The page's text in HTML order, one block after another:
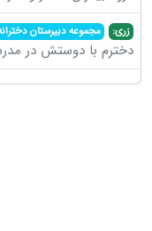
زری: مجموعه دبیرستان
دخترم با دوستش در